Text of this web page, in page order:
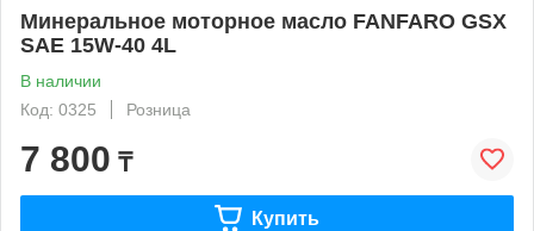
Минеральное моторное масло FANFARO GSX
SAE 15W-40 4L
В наличии
Код: 0325
Розница
7 800 ₸
Купить